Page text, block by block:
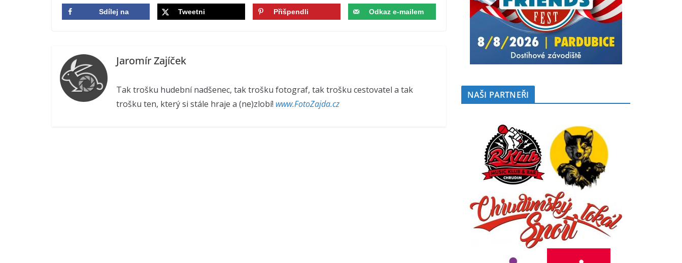
Sdílej na
Tweetni Přišpendli Odkaz e-mailem
Jaromír Zajíček
Tak trošku hudební nadšenec, tak trošku fotograf, tak trošku cestovatel a tak
trošku ten, který si stále hraje a (ne)zlobí! www.FotoZajda.cz
NAŠI PARTNEŘI